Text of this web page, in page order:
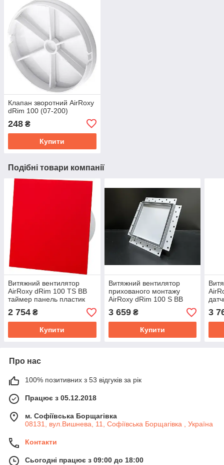
Клапан зворотний AirRoxy
dRim 100 (07-200)
248 ₴
Купити
Подібні товари компанії
Витяжний вентилятор
AirRoxy dRim 100 TS BB
таймер панель пластик
червоний 93м³/год 11Вт
2 754 ₴
Купити
Витяжний вентилятор
прихованого монтажу
AirRoxy dRim 100 S BB
сірий
3 659₴
Купити
3
Про нас
100% позитивних з 53 відгуків за рік
Працює з 05.12.2018
м. Софіївська Борщагівка
08131, вул.Вишнева, 11, Софіївська Борщагівка , Україна
Контакти
Сьогодні працює з 09:00 до 18:00